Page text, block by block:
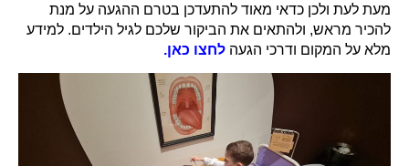
מעת לעת ולכן כדאי מאוד להתעדכן בטרם ההגעה על מנת
להכיר מראש, ולהתאים את הביקור שלכם לגיל הילדים. למידע
מלא על המקום ודרכי הגעה לחצו כאן.